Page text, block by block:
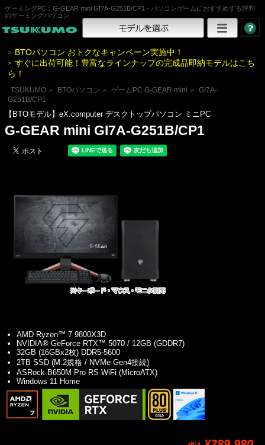
ゲーミングPC：G-GEAR mini GI7A-G251B/CP1 - パソコンゲームにおすすめする評判
のゲーミングパソコン
> BTOパソコン おトクなキャンペーン実施中！
> すぐに出荷可能！豊富なラインナップの完成品即納モデルはこち
ら！
TSUKUMO > BTOパソコン > ゲームPC G-GEAR mini >
GI7A-
G251B/CP1
【BTOモデル】eX.computer デスクトップパソコン ミニPC
G-GEAR mini GI7A-G251B/CP1
AMD Ryzen™ 7 9800X3D
NVIDIA® GeForce RTX™ 5070 / 12GB (GDDR7)
32GB (16GBx2枚) DDR5-5600
2TB SSD (M.2規格 / NVMe Gen4接続)
ASRock B650M Pro RS WiFi (MicroATX)
Windows 11 Home